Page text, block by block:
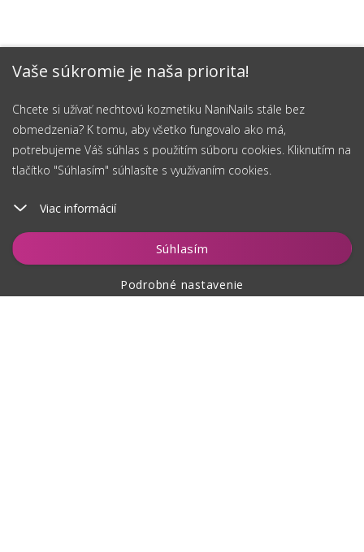
Vaše súkromie je naša priorita!
Chcete si užívať nechtovú kozmetiku NaniNails stále bez
obmedzenia? K tomu, aby všetko fungovalo ako má,
potrebujeme Váš súhlas s použitím súboru cookies. Kliknutím na
tlačítko "Súhlasím" súhlasíte s využívaním cookies.
Viac informácií
Súhlasím
Podrobné nastavenie
Vložiť do košíka